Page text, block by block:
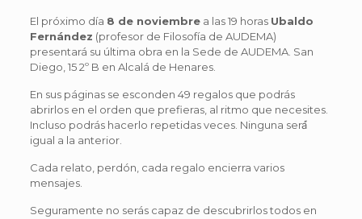
El próximo día 8 de noviembrea las 19 horas Ubaldo
Fernández (profesor de Filosofía de AUDEMA)
presentará su última obra en la Sede de AUDEMA. San
Diego, 15 2º B en Alcalá de Henares.
En sus páginas se esconden 49 regalos que podrás
abrirlos en el orden que prefieras, al ritmo que necesites.
Incluso podrás hacerlo repetidas veces. Ninguna será́
igual a la anterior.
Cada relato, perdón, cada regalo encierra varios
mensajes.
Seguramente no serás capaz de descubrirlos todos en